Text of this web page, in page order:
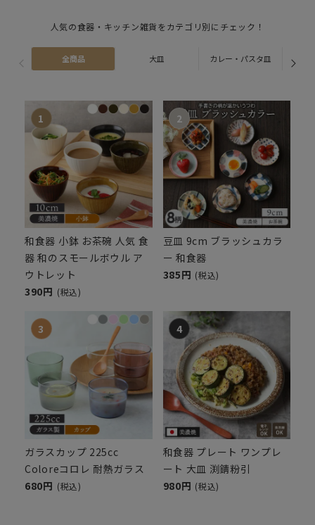
人気の食器・キッチン雑貨をカテゴリ別にチェック！
全商品 大皿 カレー・パスタ皿
和食器 小鉢 お茶碗 人気 食
器 和のスモールボウル ア
ウトレット
390円 (税込)
豆皿 9cm ブラッシュカラ
ー 和食器
385円 (税込)
ガラスカップ 225cc
Coloreコロレ 耐熱ガラス
680円 (税込)
和食器 プレート ワンプレ
ート 大皿 渕錆粉引
980円 (税込)